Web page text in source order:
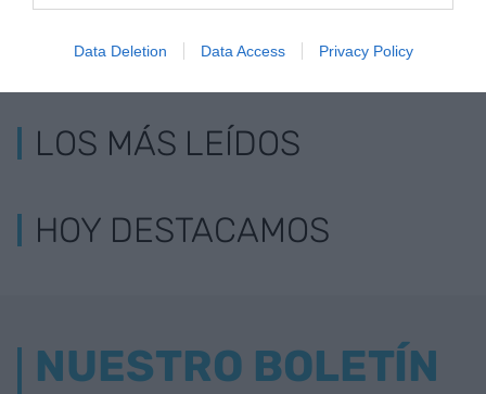
Data Deletion Data Access Privacy Policy
LOS MÁS LEÍDOS
HOY DESTACAMOS
NUESTRO BOLETÍN